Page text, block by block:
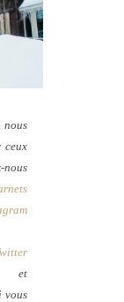
nous
ceux
et
vous